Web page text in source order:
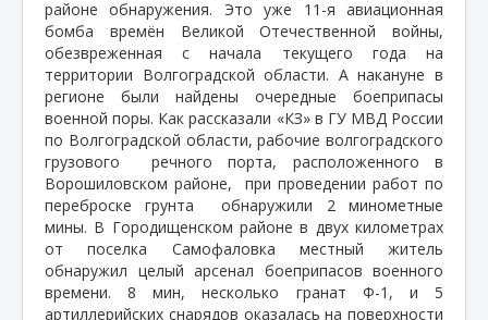
районе обнаружения. Это уже 11-я авиационная
бомба времён Великой Отечественной войны,
обезвреженная с начала текущего года на
территории Волгоградской области. А накануне в
регионе были найдены очередные боеприпасы
военной поры. Как рассказали «КЗ» в ГУ МВД России
по Волгоградской области, рабочие волгоградского
грузового
речного порта, расположенного в
Ворошиловском районе,
при проведении работ по
переброске грунта
обнаружили 2 минометные
мины. В Городищенском районе в двух километрах
от поселка Самофаловка местный житель
обнаружил целый арсенал боеприпасов военного
времени. 8 мин, несколько гранат Ф-1, и 5
артиллерийских снарядов оказалась на поверхности